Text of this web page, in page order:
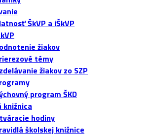
ŠkVP a iŠkVP
žiakov
témy
žiakov zo SZP
program ŠKD
knižnica
hodiny
školskej knižnice